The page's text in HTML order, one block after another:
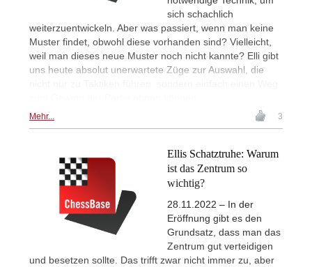
sich schachlich
weiterzuentwickeln. Aber was passiert, wenn man keine
Muster findet, obwohl diese vorhanden sind? Vielleicht,
weil man dieses neue Muster noch nicht kannte? Elli gibt
uns heute absolut unerwartete Züge zur Auswahl, die
Mehr... 3
Ellis Schatztruhe: Warum
ist das Zentrum so
wichtig?
28.11.2022 – In der
Eröffnung gibt es den
Grundsatz, dass man das
Zentrum gut verteidigen
und besetzen sollte. Das trifft zwar nicht immer zu, aber